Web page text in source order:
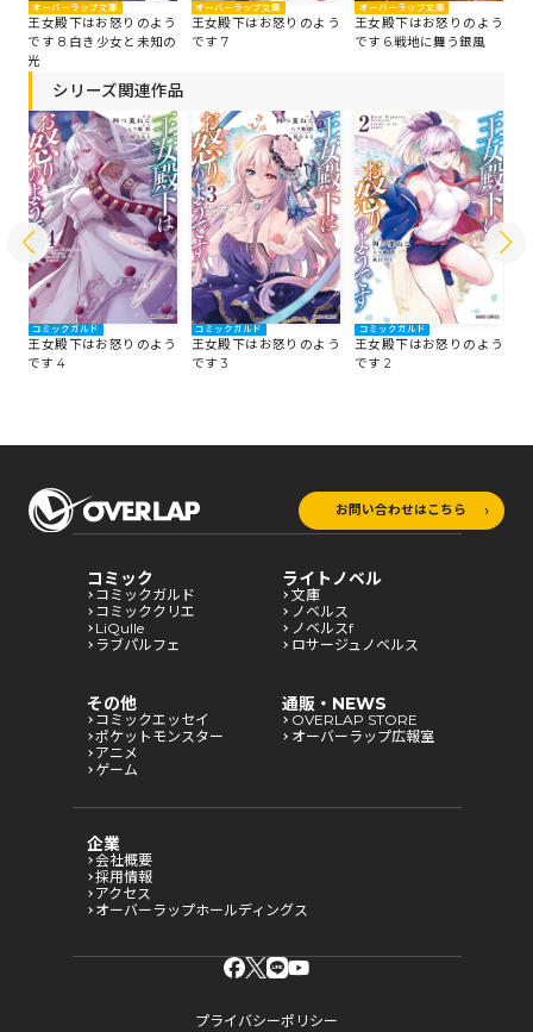
オーバーラップ文庫
王女殿下はお怒りのよう
です 8.白き少女と未知の
光
オーバーラップ文庫
王女殿下はお怒りのよう
です 7
オーバーラップ文庫
王女殿下はお怒りのよう
です 6.戦地に舞う銀風
シリーズ関連作品
コミックガルド
王女殿下はお怒りのよう
です 4
コミックガルド
王女殿下はお怒りのよう
です 3
コミックガルド
王女殿下はお怒りのよう
です 2
お問い合わせはこちら
コミック
コミックガルド
コミッククリエ
LiQulle
ラブパルフェ
ライトノベル
文庫
ノベルス
ノベルスf
ロサージュノベルス
その他
コミックエッセイ
ポケットモンスター
アニメ
ゲーム
通販・NEWS
OVERLAP STORE
オーバーラップ広報室
企業
会社概要
採用情報
アクセス
オーバーラップホールディングス
プライバシーポリシー